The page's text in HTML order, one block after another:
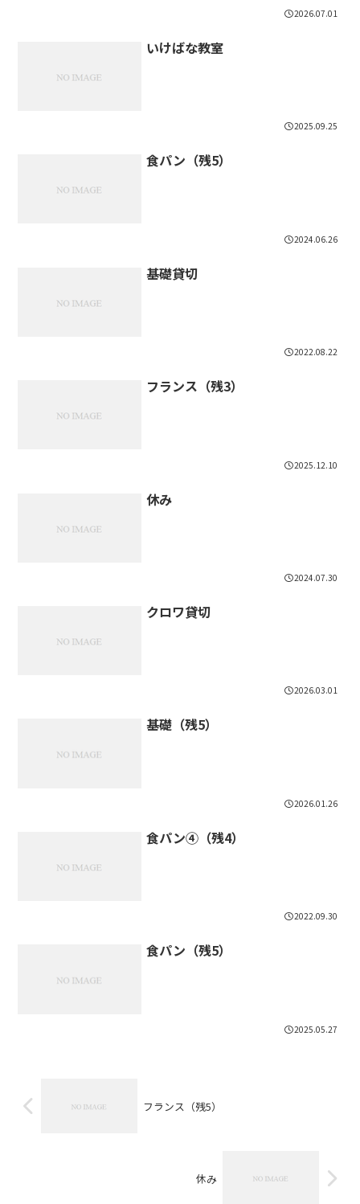
2026.07.01
いけばな教室
2025.09.25
食パン（残5）
2024.06.26
基礎貸切
2022.08.22
フランス（残3）
2025.12.10
休み
2024.07.30
クロワ貸切
2026.03.01
基礎（残5）
2026.01.26
食パン④（残4）
2022.09.30
食パン（残5）
2025.05.27
フランス（残5）
休み